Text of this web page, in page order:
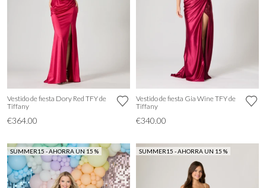
Vestido de fiesta Dory Red TFY de
Tiffany
€364.00
Vestido de fiesta Gia Wine TFY de
Tiffany
€340.00
SUMMER15 - AHORRA UN 15 % SUMMER15 - AHORRA UN 15 %